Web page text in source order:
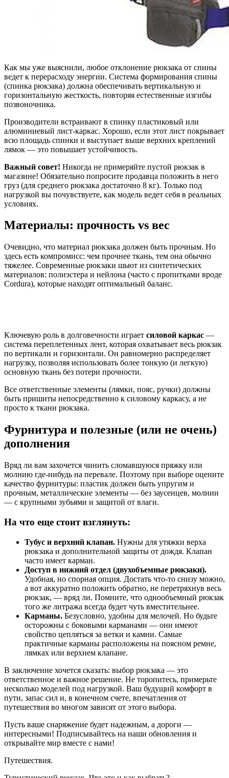
Как мы уже выяснили, любое отклонение рюкзака от спины
ведет к перерасходу энергии. Система формирования спины
(спинка рюкзака) должна обеспечивать вертикальную и
горизонтальную жесткость, повторяя естественные изгибы
позвоночника.
Производители встраивают в спинку пластиковый или
алюминиевый лист-каркас. Хорошо, если этот лист покрывает
всю площадь спинки и выступает выше верхних креплений
лямок — это повышает устойчивость.
Важный совет! Никогда не примеряйте пустой рюкзак в
магазине! Обязательно попросите продавца положить в него
груз (для среднего рюкзака достаточно 8 кг). Только под
нагрузкой вы почувствуете, как модель ведет себя в реальных
условиях.
Материалы: прочность vs вес
Очевидно, что материал рюкзака должен быть прочным. Но
здесь есть компромисс: чем прочнее ткань, тем она обычно
тяжелее. Современные рюкзаки шьют из синтетических
материалов: полиэстера и нейлона (часто с пропитками вроде
Cordura), которые находят оптимальный баланс.
Ключевую роль в долговечности играет силовой каркас —
система переплетенных лент, которая охватывает весь рюкзак
по вертикали и горизонтали. Он равномерно распределяет
нагрузку, позволяя использовать более тонкую (и легкую)
основную ткань без потери прочности.
Все ответственные элементы (лямки, пояс, ручки) должны
быть пришиты непосредственно к силовому каркасу, а не
просто к ткани рюкзака.
Фурнитура и полезные (или не очень)
дополнения
Вряд ли вам захочется чинить сломавшуюся пряжку или
молнию где-нибудь на перевале. Поэтому при выборе оцените
качество фурнитуры: пластик должен быть упругим и
прочным, металлические элементы — без заусенцев, молнии
— с крупными зубьями и защитой от влаги.
На что еще стоит взглянуть:
Тубус и верхний клапан. Нужны для утяжки верха
рюкзака и дополнительной защиты от дождя. Клапан
часто имеет карман.
Доступ в нижний отдел (двухобъемные рюкзаки).
Удобная, но спорная опция. Достать что-то снизу можно,
а вот аккуратно положить обратно, не перетряхнув весь
рюкзак, — вряд ли. Помните, что однообъемный рюкзак
того же литража всегда будет чуть вместительнее.
Карманы. Безусловно, удобны для мелочей. Но будьте
осторожны с боковыми карманами — они имеют
свойство цепляться за ветки и камни. Самые
практичные карманы расположены на поясном ремне,
лямках или верхнем клапане.
В заключение хочется сказать: выбор рюкзака — это
ответственное и важное решение. Не торопитесь, примерьте
несколько моделей под нагрузкой. Ваш будущий комфорт в
пути, запас сил и, в конечном счете, впечатления от
путешествия во многом зависят от этого выбора.
Пусть ваше снаряжение будет надежным, а дороги —
интересными! Подписывайтесь на наши обновления и
открывайте мир вместе с нами!
Путешествия.